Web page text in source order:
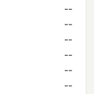
--
--
--
--
--
--